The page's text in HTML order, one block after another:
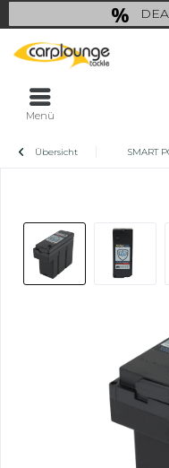
last
Menü
Übersicht SMART